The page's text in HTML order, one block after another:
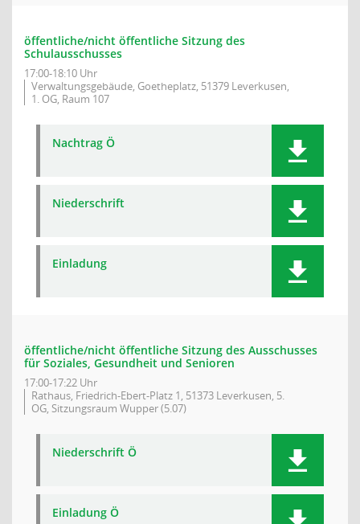
öffentliche/nicht öffentliche Sitzung des
Schulausschusses
17:00-18:10 Uhr
Verwaltungsgebäude, Goetheplatz, 51379 Leverkusen,
1. OG, Raum 107
Nachtrag Ö
Niederschrift
Einladung
öffentliche/nicht öffentliche Sitzung des Ausschusses
für Soziales, Gesundheit und Senioren
17:00-17:22 Uhr
Rathaus, Friedrich-Ebert-Platz 1, 51373 Leverkusen, 5.
OG, Sitzungsraum Wupper (5.07)
Niederschrift Ö
Einladung Ö